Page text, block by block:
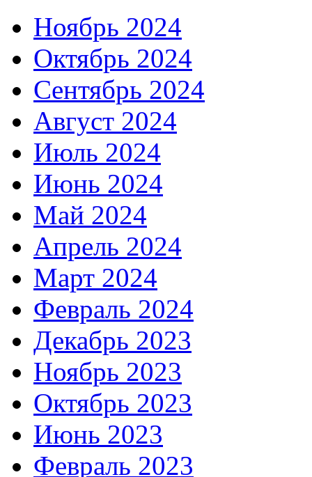
Ноябрь 2024
Октябрь 2024
Сентябрь 2024
Август 2024
Июль 2024
Июнь 2024
Май 2024
Апрель 2024
Март 2024
Февраль 2024
Декабрь 2023
Ноябрь 2023
Октябрь 2023
Июнь 2023
Февраль 2023